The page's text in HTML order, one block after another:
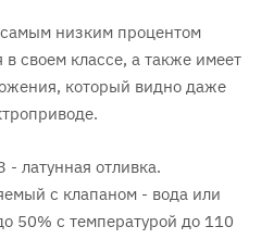
низким процентом
в своем классе, а также имеет
который видно даже
- латунная отливка.
с клапаном - вода или
50% с температурой до 110